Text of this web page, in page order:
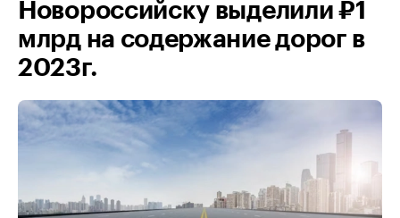
Новороссийску выделили ₽1
млрд на содержание дорог в
2023г.